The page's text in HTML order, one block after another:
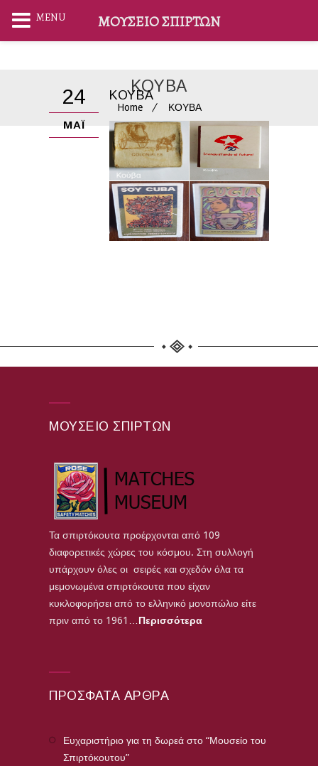
ΚΟΥΒΑ
Home ΚΟΥΒΑ
24
ΜΆΙ
ΚΟΥΒΑ
ΜΟΥΣΕΊΟ ΣΠΊΡΤΩΝ
Τα σπιρτόκουτα προέρχονται από 109
διαφορετικές χώρες του κόσμου. Στη συλλογή
υπάρχουν όλες οι σειρές και σχεδόν όλα τα
μεμονωμένα σπιρτόκουτα που είχαν
κυκλοφορήσει από το ελληνικό μονοπώλιο είτε
πριν από το 1961… Περισσότερα
ΠΡΌΣΦΑΤΑ ΆΡΘΡΑ
Ευχαριστήριο για τη δωρεά στο “Μουσείο του
Σπιρτόκουτου”
MENU ΜΟΥΣΕΊΟ ΣΠΊΡΤΩΝ